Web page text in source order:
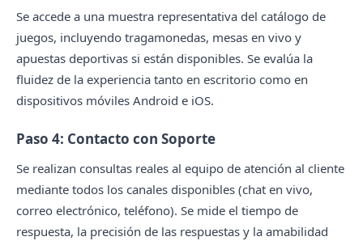
Se accede a una muestra representativa del catálogo de
juegos, incluyendo tragamonedas, mesas en vivo y
apuestas deportivas si están disponibles. Se evalúa la
fluidez de la experiencia tanto en escritorio como en
dispositivos móviles Android e iOS.
Paso 4: Contacto con Soporte
Se realizan consultas reales al equipo de atención al cliente
mediante todos los canales disponibles (chat en vivo,
correo electrónico, teléfono). Se mide el tiempo de
respuesta, la precisión de las respuestas y la amabilidad